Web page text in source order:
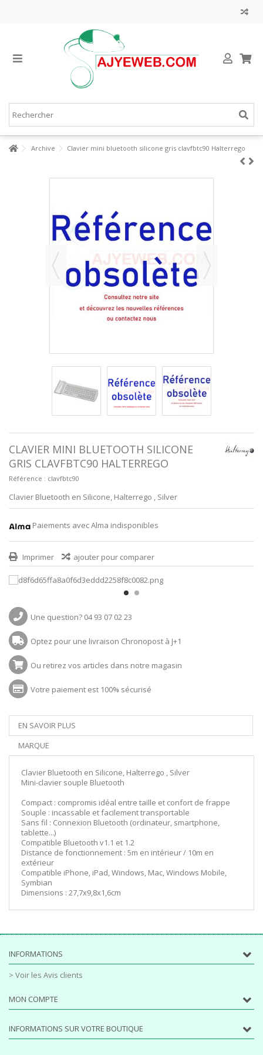
Archive Clavier mini bluetooth silicone gris clavfbtc90 Halterrego
CLAVIER MINI BLUETOOTH SILICONE
GRIS CLAVFBTC90 HALTERREGO
Référence : clavfbtc90
Clavier Bluetooth en Silicone, Halterrego , Silver
Paiements avec Alma indisponibles
Imprimer ajouter pour comparer
Une question? 04 93 07 02 23
Optez pour une livraison Chronopost à J+1
Ou retirez vos articles dans notre magasin
Votre paiement est 100% sécurisé
EN SAVOIR PLUS
MARQUE
Clavier Bluetooth en Silicone, Halterrego , Silver
Mini-clavier souple Bluetooth
Compact : compromis idéal entre taille et confort de frappe
Souple : incassable et facilement transportable
Sans fil : Connexion Bluetooth (ordinateur, smartphone,
tablette...)
Compatible Bluetooth v1.1 et 1.2
Distance de fonctionnement : 5m en intérieur / 10m en
extérieur
Compatible iPhone, iPad, Windows, Mac, Windows Mobile,
Symbian
Dimensions : 27,7x9,8x1,6cm
INFORMATIONS
> Voir les Avis clients
MON COMPTE
INFORMATIONS SUR VOTRE BOUTIQUE